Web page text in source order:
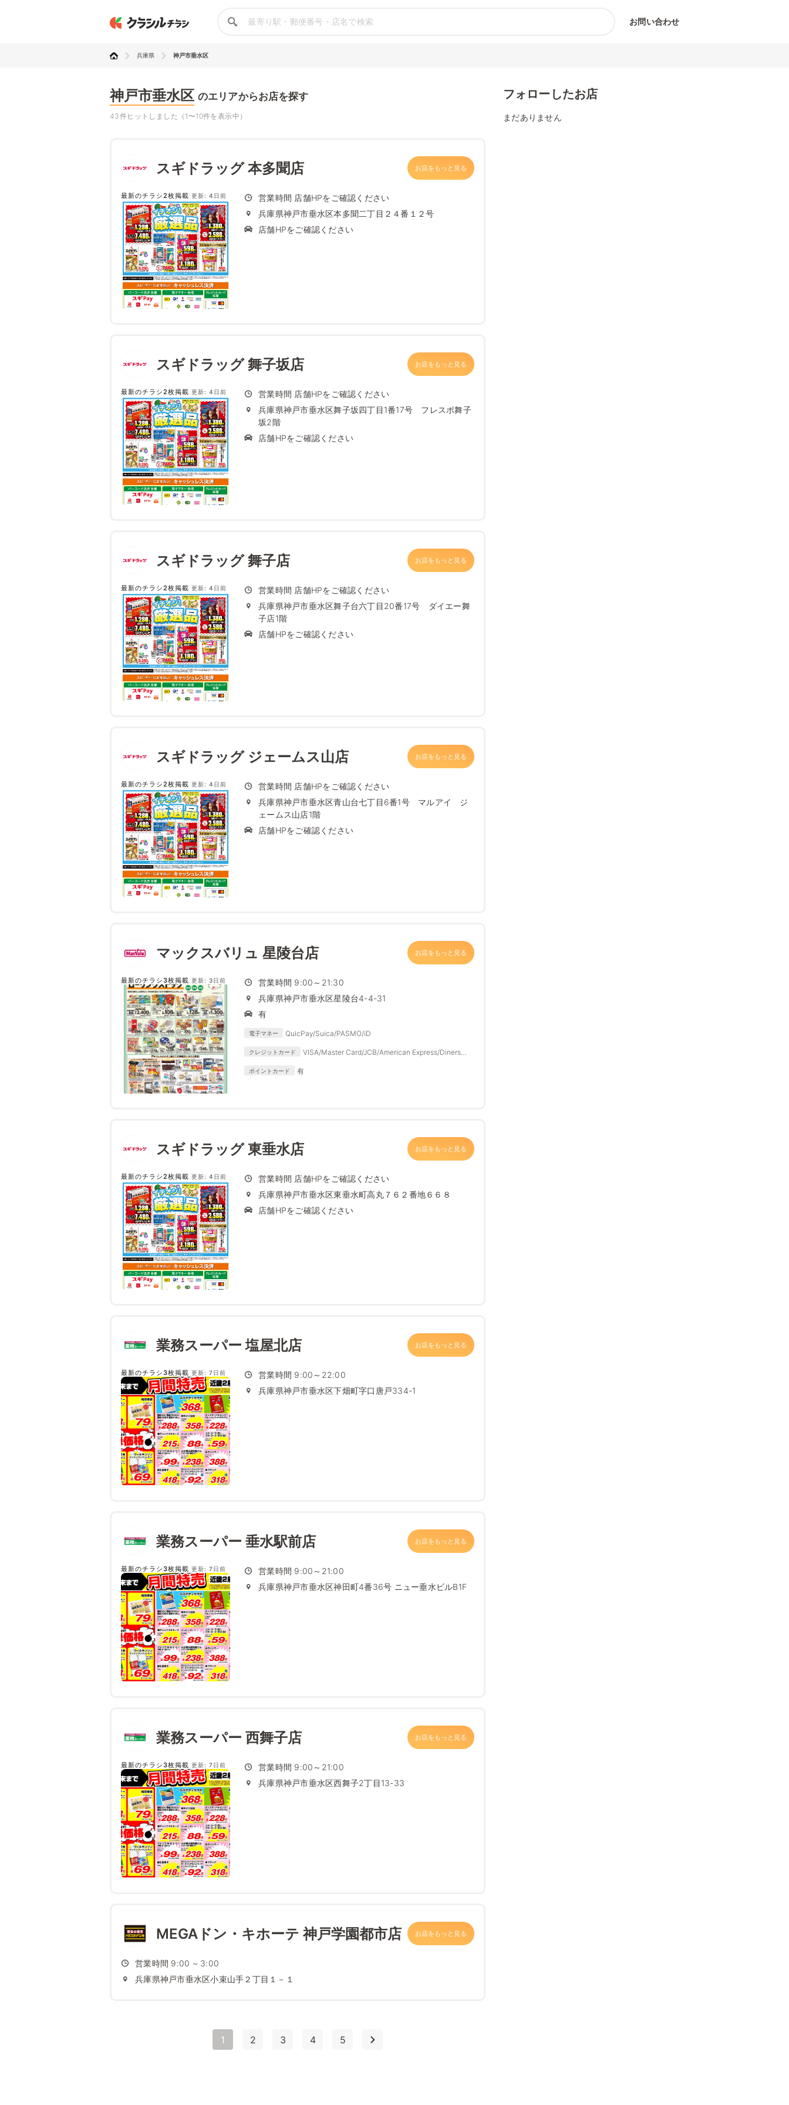
お問い合わせ
兵庫県 神戸市垂水区
神戸市垂水区 のエリアからお店を探す
43件ヒットしました（1〜10件を表示中）
スギドラッグ 本多聞店 お店をもっと見る
最新のチラシ2枚掲載 更新: 4日前
営業時間 店舗HPをご確認ください
兵庫県神戸市垂水区本多聞二丁目２４番１２号
店舗HPをご確認ください
スギドラッグ 舞子坂店 お店をもっと見る
最新のチラシ2枚掲載 更新: 4日前
営業時間 店舗HPをご確認ください
兵庫県神戸市垂水区舞子坂四丁目1番17号 フレスポ舞子
坂2階
店舗HPをご確認ください
スギドラッグ 舞子店 お店をもっと見る
最新のチラシ2枚掲載 更新: 4日前
営業時間 店舗HPをご確認ください
兵庫県神戸市垂水区舞子台六丁目20番17号 ダイエー舞
子店1階
店舗HPをご確認ください
スギドラッグ ジェームス山店 お店をもっと見る
最新のチラシ2枚掲載 更新: 4日前
営業時間 店舗HPをご確認ください
兵庫県神戸市垂水区青山台七丁目6番1号 マルアイ ジ
ェームス山店1階
店舗HPをご確認ください
マックスバリュ 星陵台店 お店をもっと見る
最新のチラシ3枚掲載 更新: 3日前
営業時間 9:00～21:30
兵庫県神戸市垂水区星陵台4-4-31
有
電子マネー QuicPay/Suica/PASMO/iD
クレジットカード
VISA/Master Card/JCB/American Express/Diners
ポイントカード 有
スギドラッグ 東垂水店 お店をもっと見る
最新のチラシ2枚掲載 更新: 4日前
営業時間 店舗HPをご確認ください
兵庫県神戸市垂水区東垂水町高丸７６２番地６６８
店舗HPをご確認ください
業務スーパー 塩屋北店 お店をもっと見る
最新のチラシ3枚掲載 更新: 7日前
営業時間 9:00～22:00
兵庫県神戸市垂水区下畑町字口唐戸334-1
業務スーパー 垂水駅前店 お店をもっと見る
最新のチラシ3枚掲載 更新: 7日前
営業時間 9:00～21:00
兵庫県神戸市垂水区神田町4番36号 ニュー垂水ビルB1F
業務スーパー 西舞子店 お店をもっと見る
最新のチラシ3枚掲載 更新: 7日前
営業時間 9:00～21:00
兵庫県神戸市垂水区西舞子2丁目13-33
MEGAドン・キホーテ 神戸学園都市店 お店をもっと見る
営業時間 9:00 ~ 3:00
兵庫県神戸市垂水区小束山手２丁目１－１
1 2 3 4 5
フォローしたお店
まだありません